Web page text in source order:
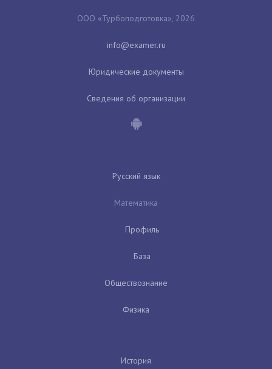
ООО «Турбоподготовка», 2026
Юридические документы
Сведения об организации
Русский язык
Математика
Профиль
База
Обществознание
Физика
История